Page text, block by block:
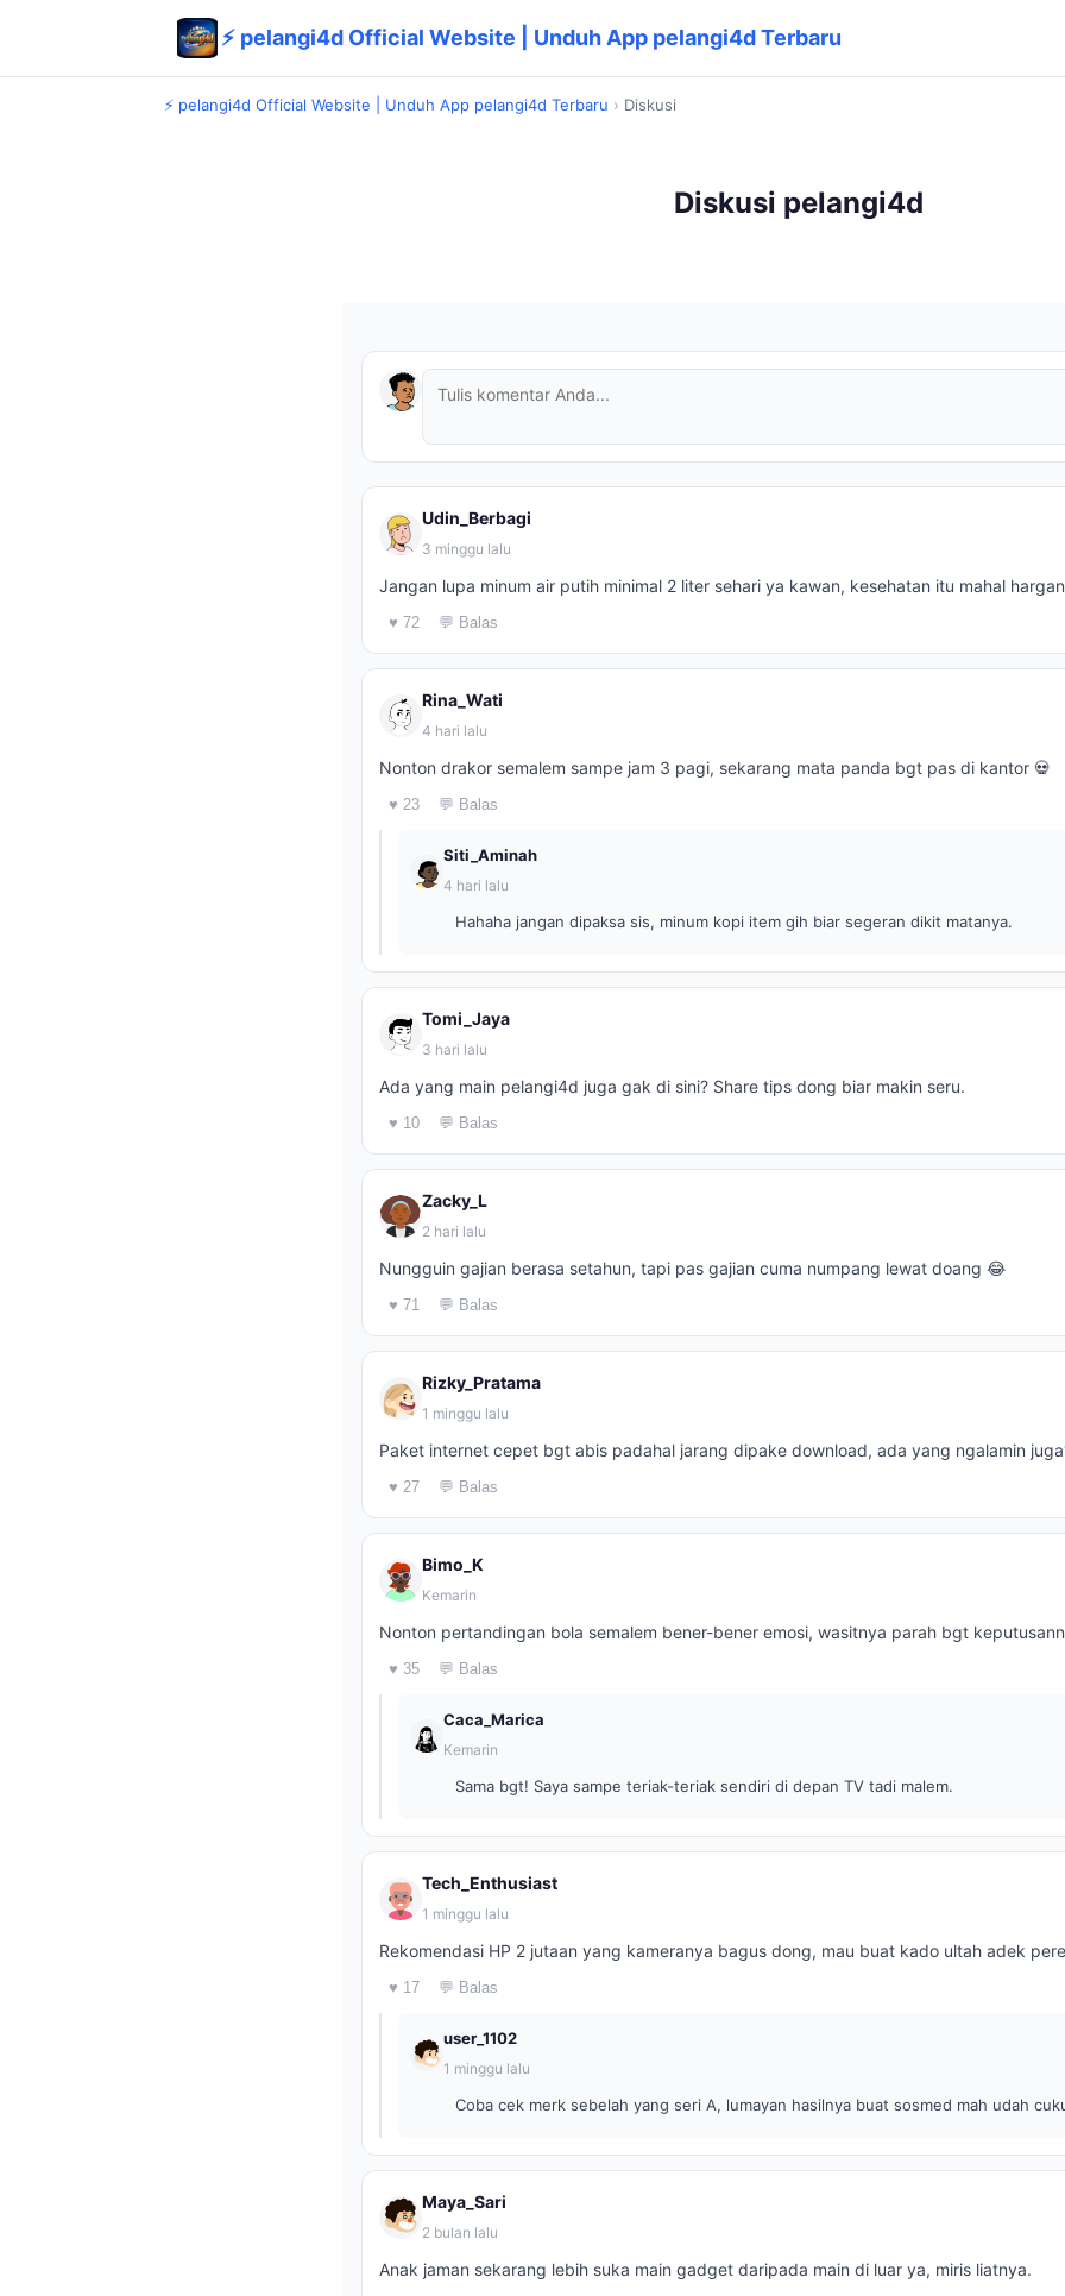
⚡ pelangi4d Official Website | Unduh App pelangi4d Terbaru
⚡ pelangi4d Official Website | Unduh App pelangi4d Terbaru › Diskusi
Diskusi pelangi4d
Udin_Berbagi
3 minggu lalu
Jangan lupa minum air putih minimal 2 liter sehari ya kawan, kesehatan itu mahal
♥ 72 💬 Balas
Rina_Wati
4 hari lalu
Nonton drakor semalem sampe jam 3 pagi, sekarang mata panda bgt pas di kantor 💀
♥ 23 💬 Balas
Siti_Aminah
4 hari lalu
Hahaha jangan dipaksa sis, minum kopi item gih biar segeran dikit matanya.
Tomi_Jaya
3 hari lalu
Ada yang main pelangi4d juga gak di sini? Share tips dong biar makin seru.
♥ 10 💬 Balas
Zacky_L
2 hari lalu
Nungguin gajian berasa setahun, tapi pas gajian cuma numpang lewat doang 😂
♥ 71 💬 Balas
Rizky_Pratama
1 minggu lalu
Paket internet cepet bgt abis padahal jarang dipake download, ada yang ngalamin
♥ 27 💬 Balas
Bimo_K
Kemarin
Nonton pertandingan bola semalem bener-bener emosi, wasitnya parah bgt
♥ 35 💬 Balas
Caca_Marica
Kemarin
Sama bgt! Saya sampe teriak-teriak sendiri di depan TV tadi malem.
Tech_Enthusiast
1 minggu lalu
Rekomendasi HP 2 jutaan yang kameranya bagus dong, mau buat kado ultah adek
♥ 17 💬 Balas
user_1102
1 minggu lalu
Coba cek merk sebelah yang seri A, lumayan hasilnya buat sosmed mah udah
Maya_Sari
2 bulan lalu
Anak jaman sekarang lebih suka main gadget daripada main di luar ya, miris liatnya.